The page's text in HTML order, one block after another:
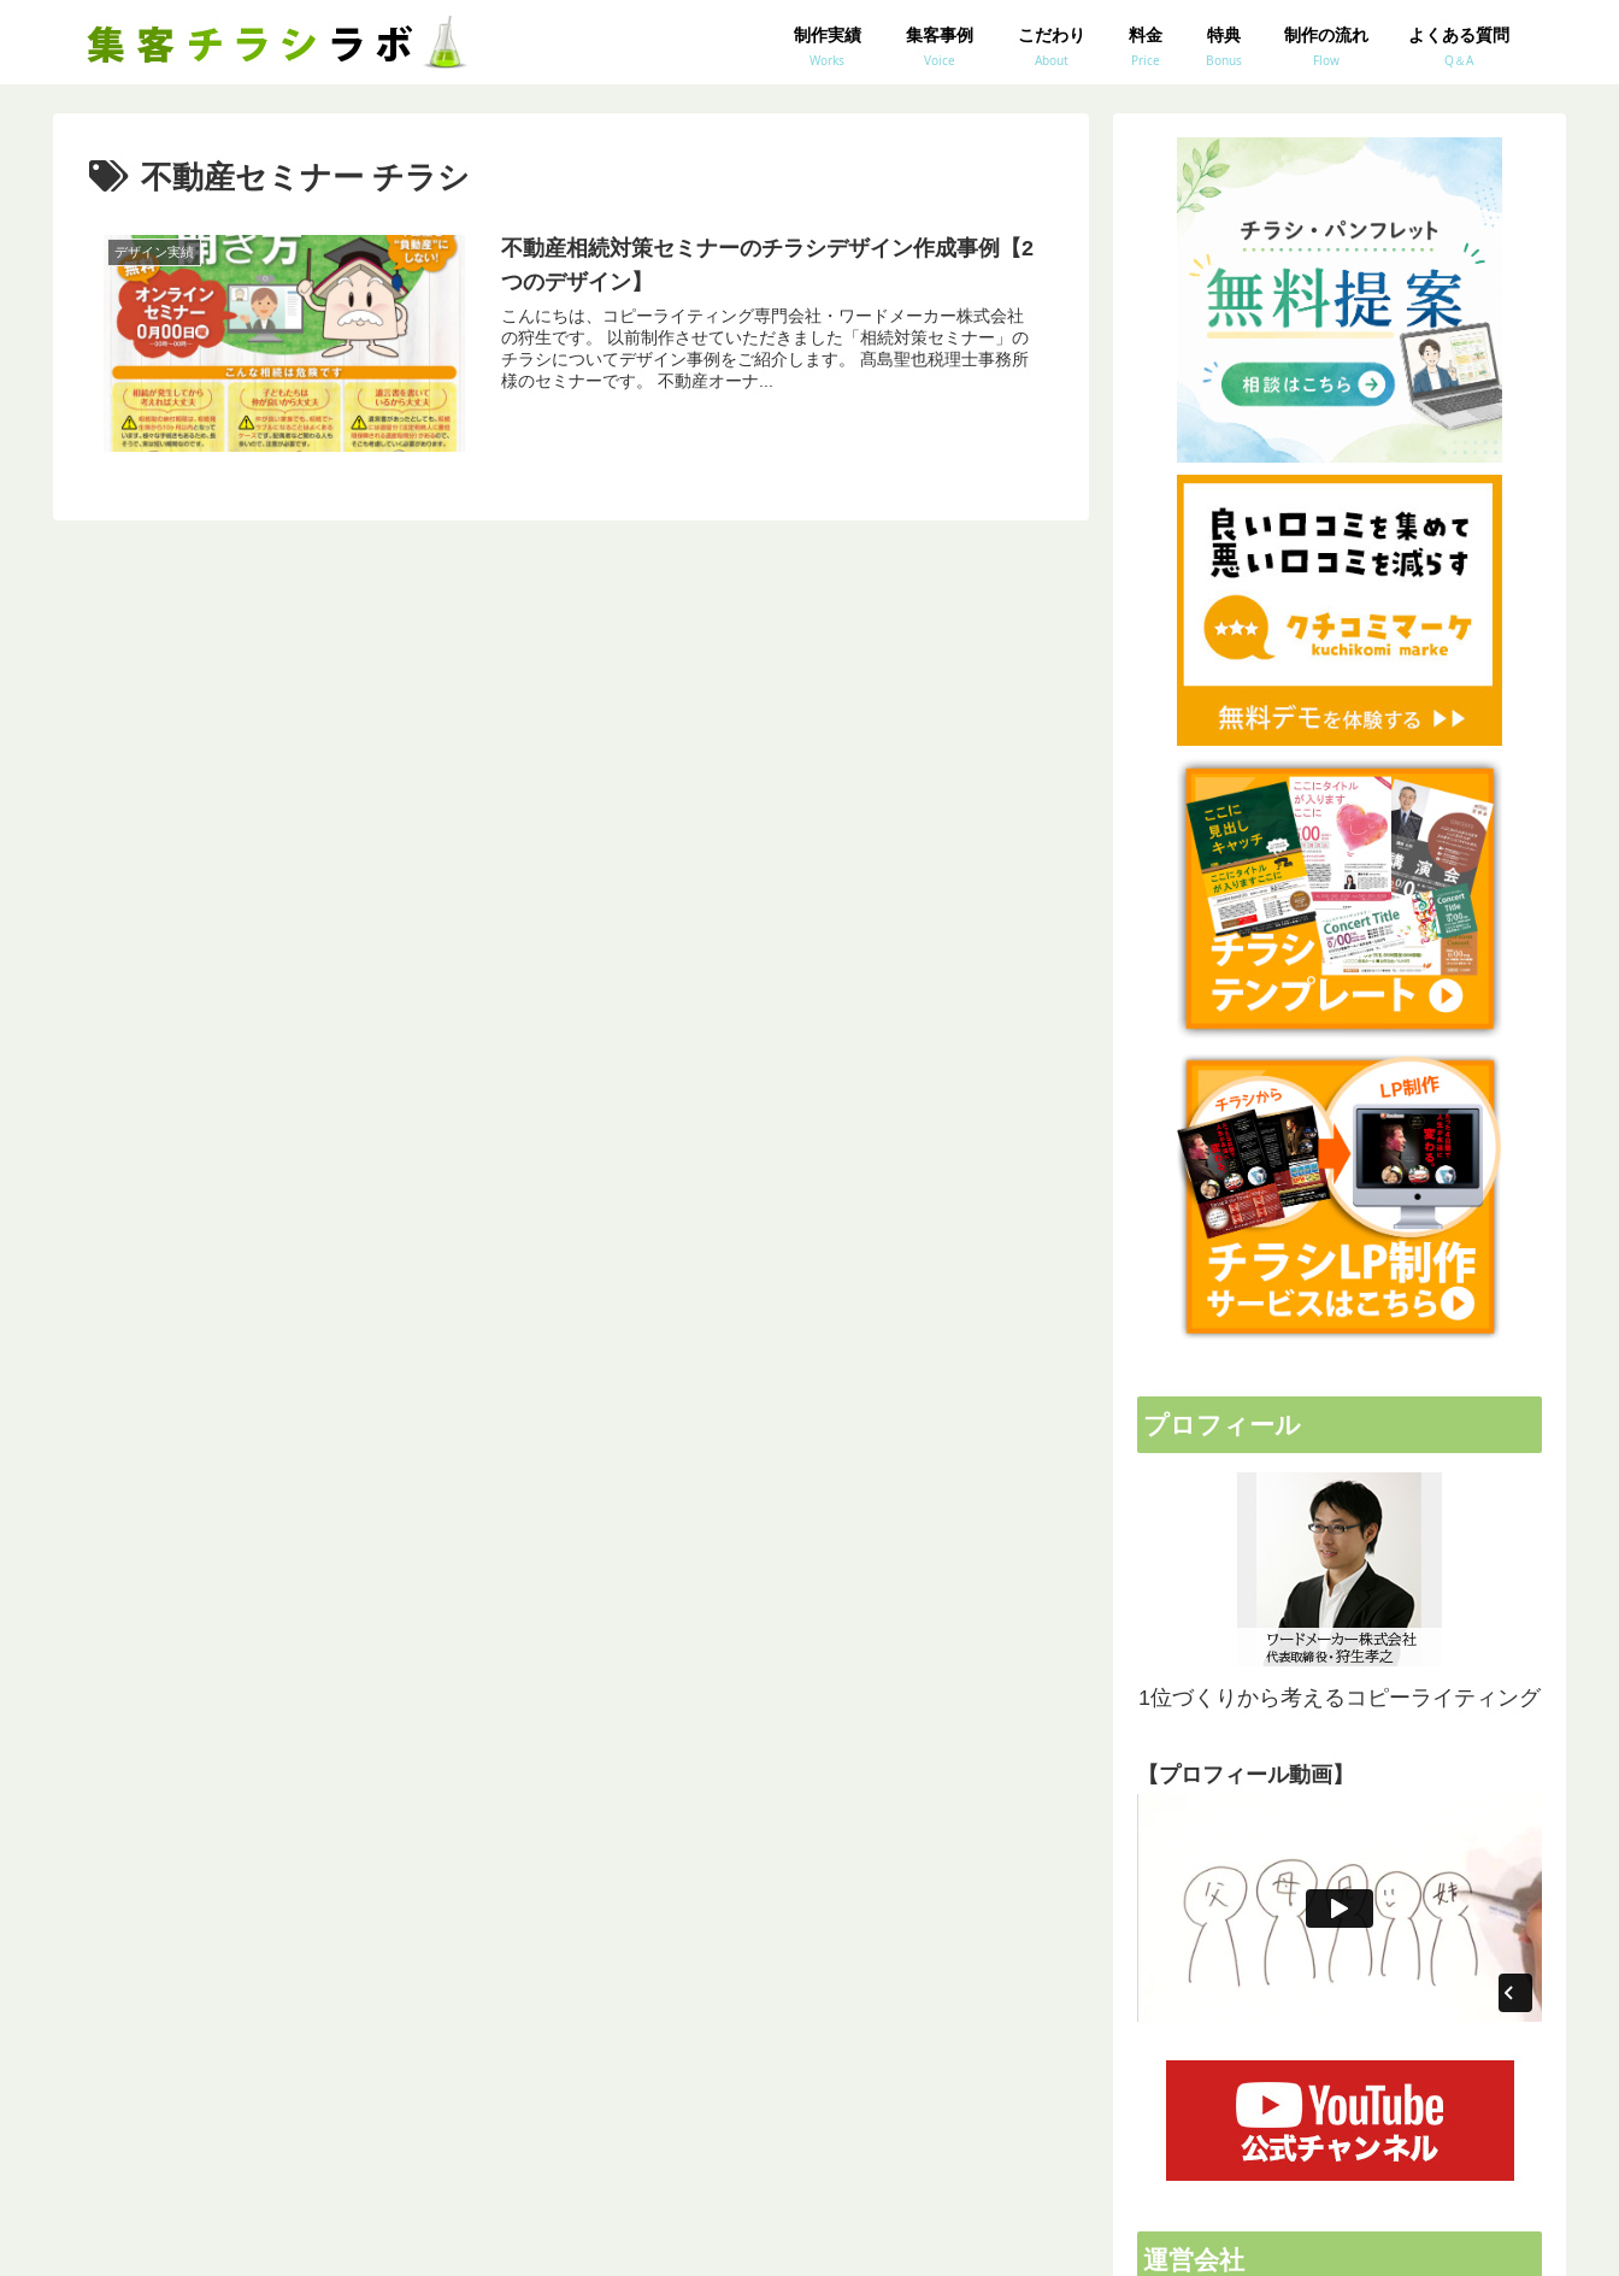
制作実績
Works
集客事例
Voice
こだわり
About
料金
Price
特典
Bonus
制作の流れ
Flow
よくある質問
Q＆A
不動産セミナー チラシ
デザイン実績
不動産相続対策セミナーのチラシデザイン作成事例【2
つのデザイン】
こんにちは、コピーライティング専門会社・ワードメーカー株式会社
の狩生です。 以前制作させていただきました「相続対策セミナー」の
チラシについてデザイン事例をご紹介します。 髙島聖也税理士事務所
様のセミナーです。 不動産オーナ...
プロフィール
1位づくりから考えるコピーライティング
【プロフィール動画】
運営会社